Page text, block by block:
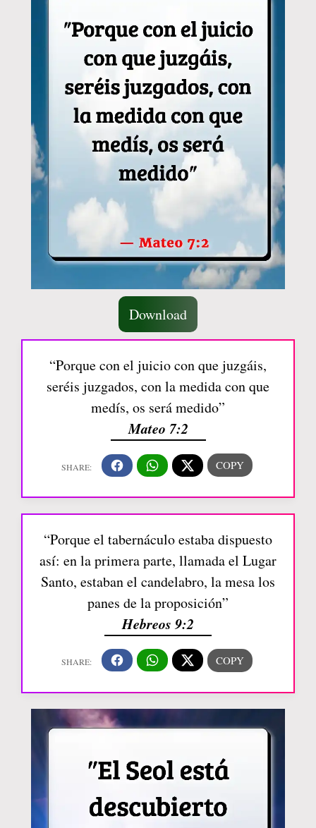
Download
“Porque con el juicio con que juzgáis,
seréis juzgados, con la medida con que
medís, os será medido”
Mateo 7:2
“Porque el tabernáculo estaba dispuesto
así: en la primera parte, llamada el Lugar
Santo, estaban el candelabro, la mesa los
panes de la proposición”
Hebreos 9:2